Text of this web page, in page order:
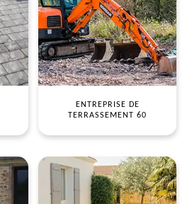
ENTREPRISE DE
TERRASSEMENT 60